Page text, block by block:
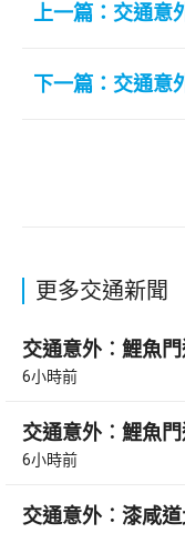
上一篇：交通
下一篇：交通意
更多交通新聞
交通意外︰鯉魚
6小時前
交通意外︰鯉魚
6小時前
交通意外︰漆咸